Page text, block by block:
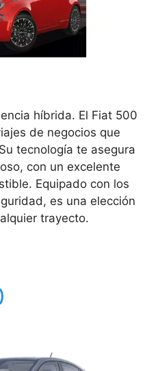
híbrida. El Fiat 500
de negocios que
tecnología te asegura
con un excelente
Equipado con los
es una elección
trayecto.